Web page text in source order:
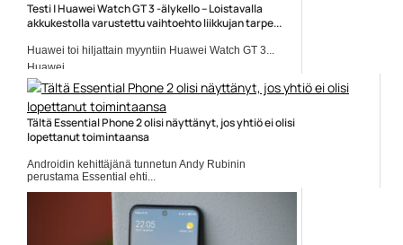
Testi | Huawei Watch GT 3 -älykello – Loistavalla
akkukestolla varustettu vaihtoehto liikkujan tarpe...
Huawei toi hiljattain myyntiin Huawei Watch GT 3...
Huawei
Tältä Essential Phone 2 olisi näyttänyt, jos yhtiö ei olisi
lopettanut toimintaansa
Androidin kehittäjänä tunnetun Andy Rubinin
perustama Essential ehti...
essential